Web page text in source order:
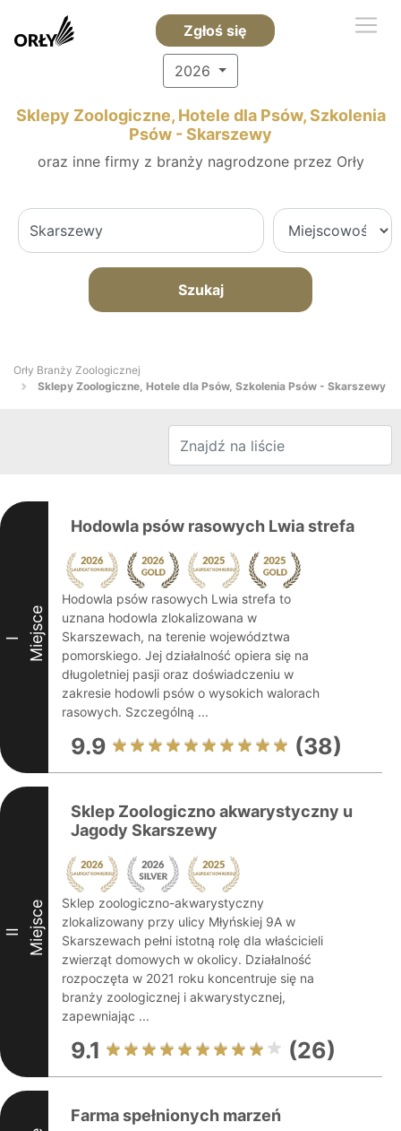
Zgłoś się
2026
Sklepy Zoologiczne, Hotele dla Psów, Szkolenia
Psów - Skarszewy
oraz inne firmy z branży nagrodzone przez Orły
Szukaj
Orły Branży Zoologicznej
Sklepy Zoologiczne, Hotele dla Psów, Szkolenia Psów - Skarszewy
I Miejsce
Hodowla psów rasowych Lwia strefa
Hodowla psów rasowych Lwia strefa to
uznana hodowla zlokalizowana w
Skarszewach, na terenie województwa
pomorskiego. Jej działalność opiera się na
długoletniej pasji oraz doświadczeniu w
zakresie hodowli psów o wysokich walorach
rasowych. Szczególną ...
9.9 (38)
II Miejsce
Sklep Zoologiczno akwarystyczny u
Jagody Skarszewy
Sklep zoologiczno-akwarystyczny
zlokalizowany przy ulicy Młyńskiej 9A w
Skarszewach pełni istotną rolę dla właścicieli
zwierząt domowych w okolicy. Działalność
rozpoczęta w 2021 roku koncentruje się na
branży zoologicznej i akwarystycznej,
zapewniając ...
9.1 (26)
Farma spełnionych marzeń